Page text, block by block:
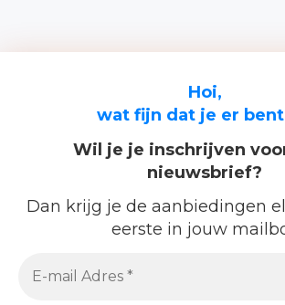
Hoi,
wat fijn dat je er
Wil je je inschrijven
nieuwsbrief?
Dan krijg je de aanbiedingen
eerste in jouw